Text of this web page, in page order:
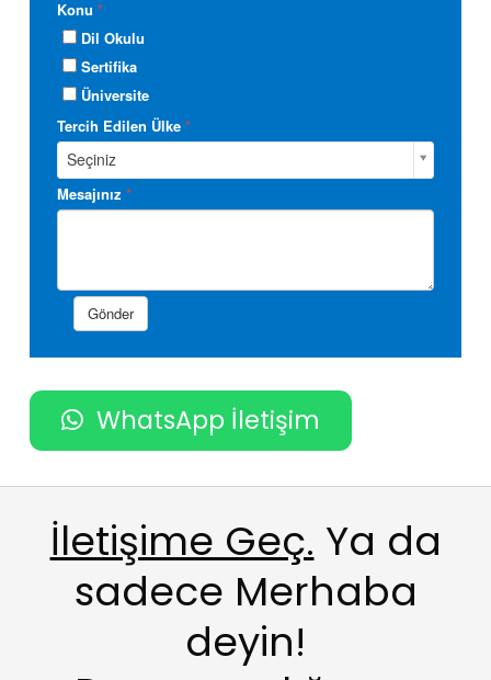
WhatsApp İletişim
İletişime Geç.Ya da
sadece Merhaba
deyin!